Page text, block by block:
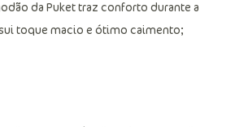
frisos contrastantes;
da Puket traz conforto durante a
toque macio e ótimo caimento;